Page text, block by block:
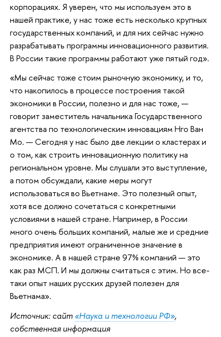
корпорациях. Я уверен, что мы используем это в
нашей практике, у нас тоже есть несколько крупных
государственных компаний, и для них сейчас нужно
разрабатывать программы инновационного развития.
В России такие программы работают уже пятый год».
«Мы сейчас тоже стоим рыночную экономику, и то,
что накопилось в процессе построения такой
экономики в России, полезно и для нас тоже, —
говорит заместитель начальника Государственного
агентства по технологическим инновациям Нго Ван
Мо. — Сегодня у нас было две лекции о кластерах и
о том, как строить инновационную политику на
региональном уровне. Мы слушали это выступление,
а потом обсуждали, какие меры могут
использоваться во Вьетнаме. Это полезный опыт,
хотя все должно сочетаться с конкретными
условиями в нашей стране. Например, в России
много очень больших компаний, малые же и средние
предприятия имеют ограниченное значение в
экономике. А в нашей стране 97% компаний — это
как раз МСП. И мы должны считаться с этим. Но все-
таки опыт наших русских друзей полезен для
Вьетнама».
Источник: сайт «Наука и технологии РФ»,
собственная информация